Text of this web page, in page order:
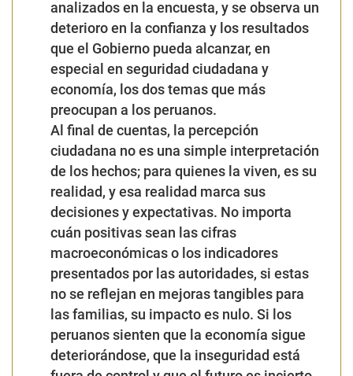
Comentó que, ante la perspectiva poco optimista
sobre la economía el próximo año, seguramente las
familias peruanas tomarán decisiones consistentes
con esas expectativas, optando por moderar sus
gastos. Lo que podría también impactar en el
avance del consumo privado el próximo año y, por lo
tanto, el dinamismo de la economía.
Análisis…
La realidad y la percepción
Nuevamente la realidad y la percepción
colisionan. Por un lado, el BCR eleva su
proyección de crecimiento del PBI para
este año, por el otro, el 69% de los
peruanos considera que el 2024 fue un mal
año para el Perú. Y si vemos el